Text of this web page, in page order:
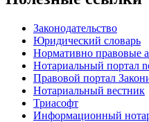
Законодательство
Юридический словарь
Нормативно правовые
Нотариальный портал
Правовой портал
Нотариальный вестник
Триасофт
Информационный